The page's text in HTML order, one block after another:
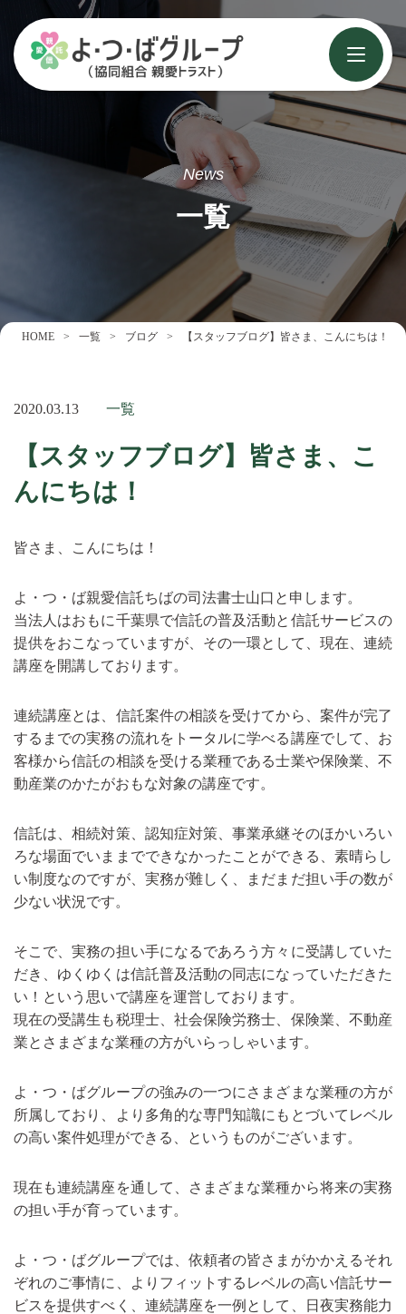
News
一覧
HOME 一覧 ブログ 【スタッフブログ】皆さま、こんにちは！
2020.03.13 一覧
【スタッフブログ】皆さま、こ
んにちは！
皆さま、こんにちは！
よ・つ・ば親愛信託ちばの司法書士山口と申します。
当法人はおもに千葉県で信託の普及活動と信託サービスの
提供をおこなっていますが、その一環として、現在、連続
講座を開講しております。
連続講座とは、信託案件の相談を受けてから、案件が完了
するまでの実務の流れをトータルに学べる講座でして、お
客様から信託の相談を受ける業種である士業や保険業、不
動産業のかたがおもな対象の講座です。
信託は、相続対策、認知症対策、事業承継そのほかいろい
ろな場面でいままでできなかったことができる、素晴らし
い制度なのですが、実務が難しく、まだまだ担い手の数が
少ない状況です。
そこで、実務の担い手になるであろう方々に受講していた
だき、ゆくゆくは信託普及活動の同志になっていただきた
い！という思いで講座を運営しております。
現在の受講生も税理士、社会保険労務士、保険業、不動産
業とさまざまな業種の方がいらっしゃいます。
よ・つ・ばグループの強みの一つにさまざまな業種の方が
所属しており、より多角的な専門知識にもとづいてレベル
の高い案件処理ができる、というものがございます。
現在も連続講座を通して、さまざまな業種から将来の実務
の担い手が育っています。
よ・つ・ばグループでは、依頼者の皆さまがかかえるそれ
ぞれのご事情に、よりフィットするレベルの高い信託サー
ビスを提供すべく、連続講座を一例として、日夜実務能力